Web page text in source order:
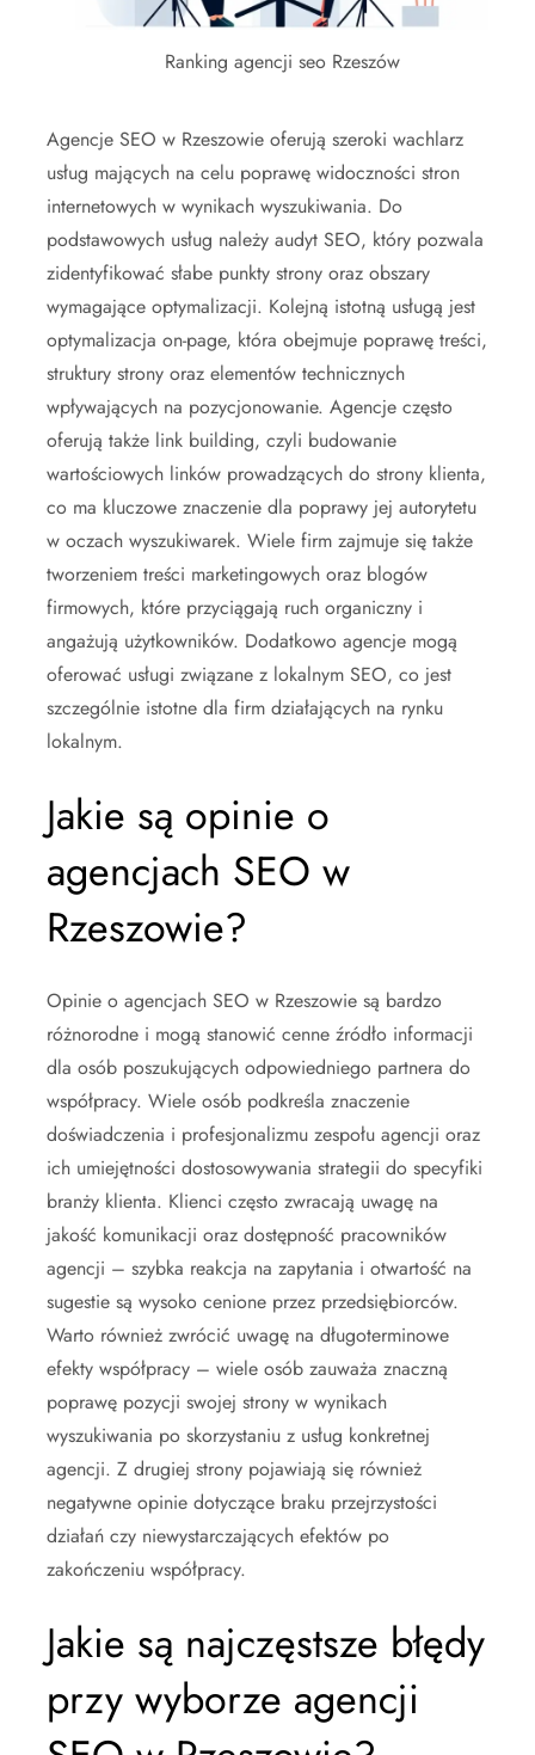
Ranking agencji seo Rzeszów
Agencje SEO w Rzeszowie oferują szeroki wachlarz
usług mających na celu poprawę widoczności stron
internetowych w wynikach wyszukiwania. Do
podstawowych usług należy audyt SEO, który pozwala
zidentyfikować słabe punkty strony oraz obszary
wymagające optymalizacji. Kolejną istotną usługą jest
optymalizacja on-page, która obejmuje poprawę treści,
struktury strony oraz elementów technicznych
wpływających na pozycjonowanie. Agencje często
oferują także link building, czyli budowanie
wartościowych linków prowadzących do strony klienta,
co ma kluczowe znaczenie dla poprawy jej autorytetu
w oczach wyszukiwarek. Wiele firm zajmuje się także
tworzeniem treści marketingowych oraz blogów
firmowych, które przyciągają ruch organiczny i
angażują użytkowników. Dodatkowo agencje mogą
oferować usługi związane z lokalnym SEO, co jest
szczególnie istotne dla firm działających na rynku
lokalnym.
Jakie są opinie o
agencjach SEO w
Rzeszowie?
Opinie o agencjach SEO w Rzeszowie są bardzo
różnorodne i mogą stanowić cenne źródło informacji
dla osób poszukujących odpowiedniego partnera do
współpracy. Wiele osób podkreśla znaczenie
doświadczenia i profesjonalizmu zespołu agencji oraz
ich umiejętności dostosowywania strategii do specyfiki
branży klienta. Klienci często zwracają uwagę na
jakość komunikacji oraz dostępność pracowników
agencji – szybka reakcja na zapytania i otwartość na
sugestie są wysoko cenione przez przedsiębiorców.
Warto również zwrócić uwagę na długoterminowe
efekty współpracy – wiele osób zauważa znaczną
poprawę pozycji swojej strony w wynikach
wyszukiwania po skorzystaniu z usług konkretnej
agencji. Z drugiej strony pojawiają się również
negatywne opinie dotyczące braku przejrzystości
działań czy niewystarczających efektów po
zakończeniu współpracy.
Jakie są najczęstsze błędy
przy wyborze agencji